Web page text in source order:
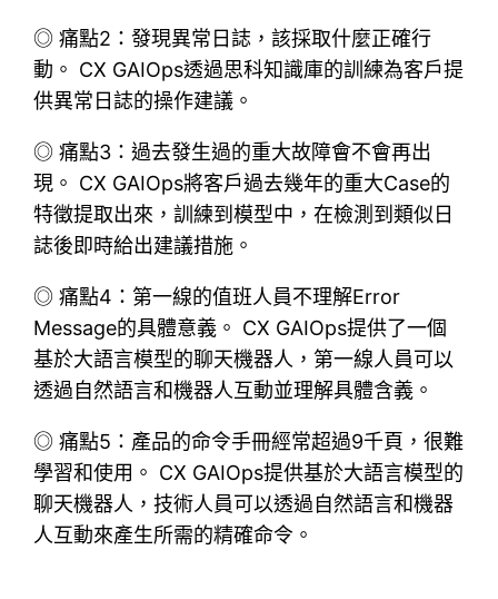
◎ 痛點2：發現異常日誌，該採取什麼正確行
動。 CX GAIOps透過思科知識庫的訓練為客戶提
供異常日誌的操作建議。
◎ 痛點3：過去發生過的重大故障會不會再出
現。 CX GAIOps將客戶過去幾年的重大Case的
特徵提取出來，訓練到模型中，在檢測到類似日
誌後即時給出建議措施。
◎ 痛點4：第一線的值班人員不理解Error
Message的具體意義。 CX GAIOps提供了一個
基於大語言模型的聊天機器人，第一線人員可以
透過自然語言和機器人互動並理解具體含義。
◎ 痛點5：產品的命令手冊經常超過9千頁，很難
學習和使用。 CX GAIOps提供基於大語言模型的
聊天機器人，技術人員可以透過自然語言和機器
人互動來產生所需的精確命令。